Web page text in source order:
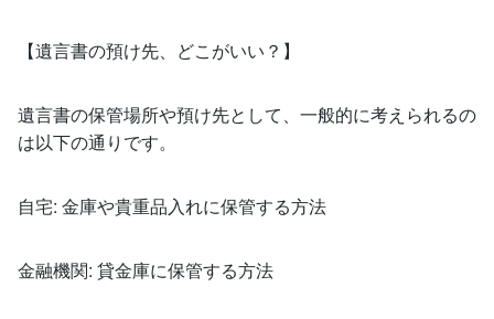
【遺言書の預け先、どこがいい？】
遺言書の保管場所や預け先として、一般的に考えられるの
は以下の通りです。
自宅: 金庫や貴重品入れに保管する方法
金融機関: 貸金庫に保管する方法